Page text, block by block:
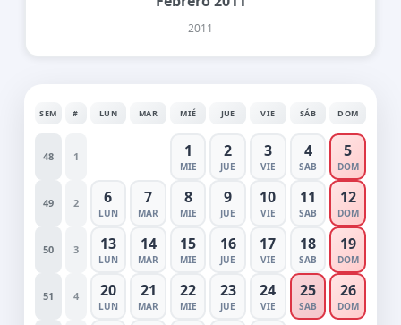
2011
SEM # LUN MAR MIÉ JUE VIE SÁB DOM
48 1 1
MIE
2
JUE
3
VIE
4
SAB
5
DOM
49 2 6
LUN
7
MAR
8
MIE
9
JUE
10
VIE
11
SAB
12
DOM
50 3 13
LUN
14
MAR
15
MIE
16
JUE
17
VIE
18
SAB
19
DOM
51 4 20
LUN
21
MAR
22
MIE
23
JUE
24
VIE
25
SAB
26
DOM